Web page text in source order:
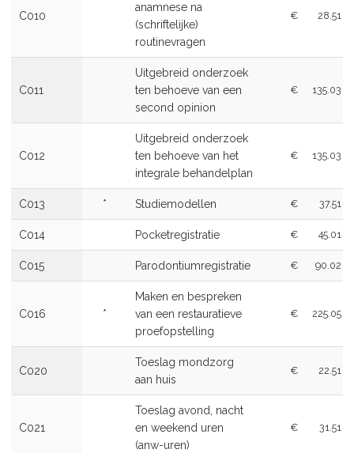
C010
anamnese na
(schriftelijke)
routinevragen
€ 28.51
C011
Uitgebreid onderzoek
ten behoeve van een
second opinion
€ 135.03
C012
Uitgebreid onderzoek
ten behoeve van het
integrale behandelplan
€ 135.03
C013 * Studiemodellen € 37.51
C014 Pocketregistratie € 45.01
C015 Parodontiumregistratie € 90.02
C016 *
Maken en bespreken
van een restauratieve
proefopstelling
€ 225.05
C020
Toeslag mondzorg
aan huis
€ 22.51
C021
Toeslag avond, nacht
en weekend uren
(anw-uren)
€ 31.51